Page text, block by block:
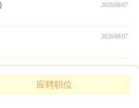
2026/08/07
2026/08/07
应聘职位